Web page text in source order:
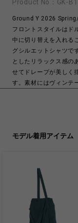
Product No： GK-
Ground Y 2026
フロントスタイルはド
中に切り替えを入れる
グシルエットシャツで
としたリラックス感の
せてドレープが美しく
す。素材にはヴィンテ
用。ほどよい光沢と
TRIACETATE 57%
商品についてよくある
モデル着用アイテム